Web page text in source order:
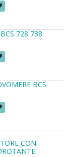
728 738
BCS
CON